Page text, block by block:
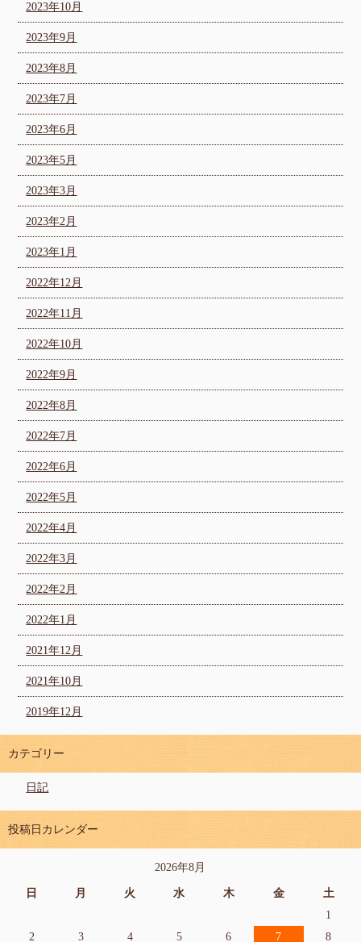
2023年10月
2023年9月
2023年8月
2023年7月
2023年6月
2023年5月
2023年3月
2023年2月
2023年1月
2022年12月
2022年11月
2022年10月
2022年9月
2022年8月
2022年7月
2022年6月
2022年5月
2022年4月
2022年3月
2022年2月
2022年1月
2021年12月
2021年10月
2019年12月
カテゴリー
日記
投稿日カレンダー
2026年8月
日 月 火 水 木 金
土
1
2
3 4 5 6 7 8